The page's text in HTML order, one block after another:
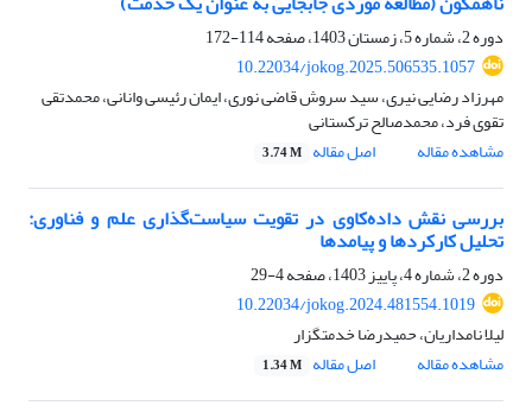
دوره 2، شماره 5، زمستان 1403، صفحه
114-172
10.22034/jokog.2025.506535.1057
مهرزاد رضایی نیری، سید سروش قاضی نوری، ایمان رئیسی وانانی، محمدتقی
تقوی فرد، محمدصالح ترکستانی
مشاهده مقاله
اصل مقاله 3.74 M
بررسی نقش داده‌کاوی در تقویت سیاست‌گذاری علم و فناوری:
تحلیل کارکردها و پیامدها
دوره 2، شماره 4، پاییز 1403، صفحه
4-29
10.22034/jokog.2024.481554.1019
لیلا نامداریان، حمیدرضا خدمتگزار
مشاهده مقاله
اصل مقاله 1.34 M